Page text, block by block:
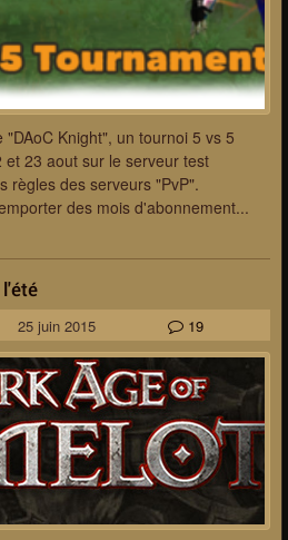
Knight", un tournoi 5 vs 5
23 aout sur le serveur test
règles des serveurs "PvP".
des mois d'abonnement...
25 juin 2015 19